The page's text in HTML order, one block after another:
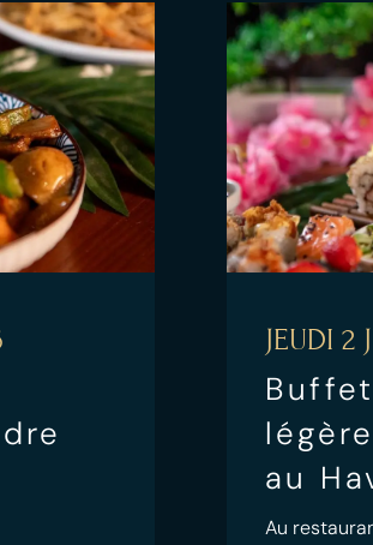
JEUDI 2
au
Au